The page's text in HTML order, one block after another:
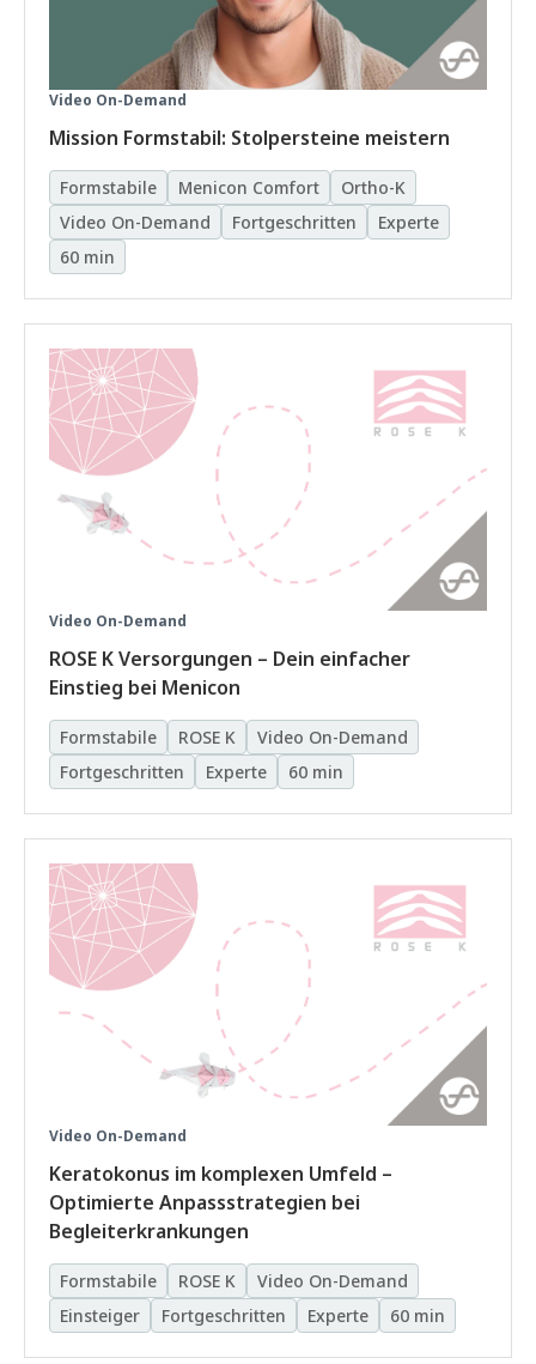
Video On-Demand
Mission Formstabil: Stolpersteine meistern
Formstabile Menicon Comfort
Ortho-K
Video On-Demand
Fortgeschritten
Experte
60 min
Video On-Demand
ROSE K Versorgungen – Dein einfacher
Einstieg bei Menicon
Formstabile ROSE K
Video On-Demand
Fortgeschritten
Experte 60 min
Video On-Demand
Keratokonus im komplexen Umfeld –
Optimierte Anpassstrategien bei
Begleiterkrankungen
Formstabile ROSE K
Video On-Demand
Einsteiger
Fortgeschritten Experte 60 min